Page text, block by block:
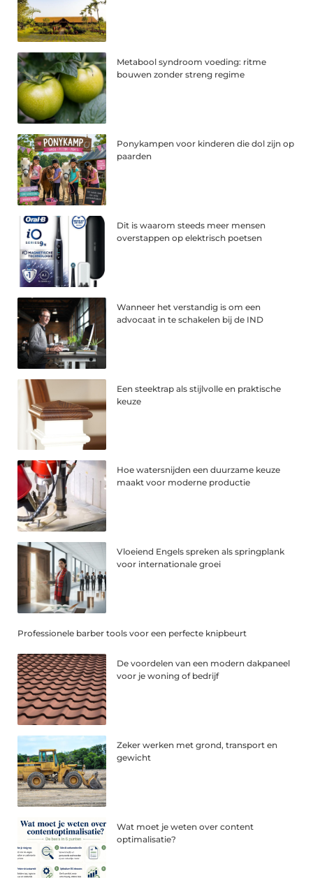
Metabool syndroom voeding: ritme
bouwen zonder streng regime
Ponykampen voor kinderen die dol zijn op
paarden
Dit is waarom steeds meer mensen
overstappen op elektrisch poetsen
Wanneer het verstandig is om een
advocaat in te schakelen bij de IND
Een steektrap als stijlvolle en praktische
keuze
Hoe watersnijden een duurzame keuze
maakt voor moderne productie
Vloeiend Engels spreken als springplank
voor internationale groei
Professionele barber tools voor een perfecte knipbeurt
De voordelen van een modern dakpaneel
voor je woning of bedrijf
Zeker werken met grond, transport en
gewicht
Wat moet je weten over content
optimalisatie?